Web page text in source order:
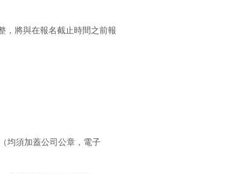
，將與在報名截止時間之前報
均須加蓋公司公章，電子